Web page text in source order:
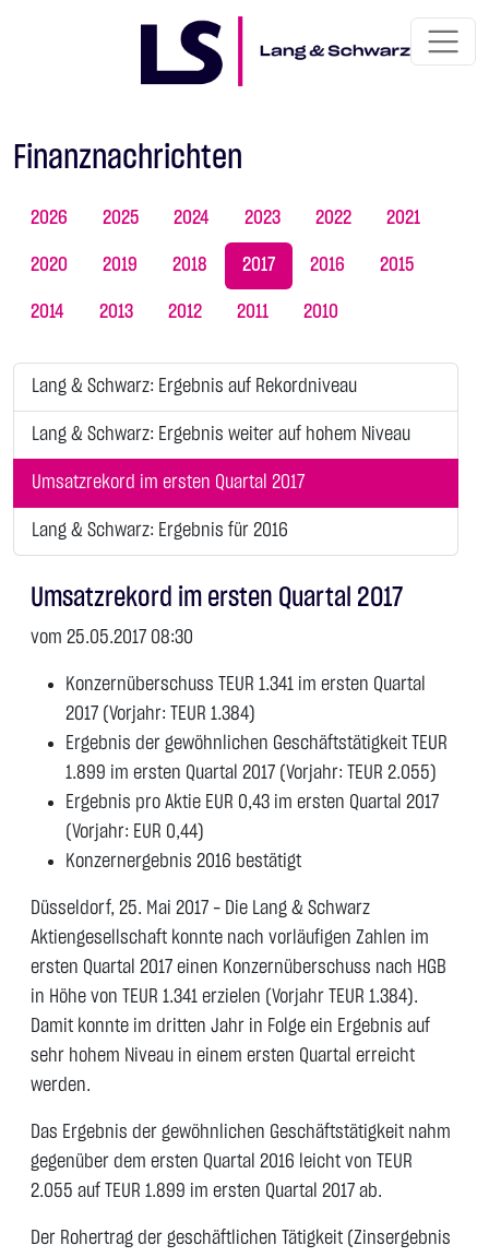
Finanznachrichten
2026 2025 2024 2023 2022 2021
2020 2019 2018 2017 2016 2015
2014 2013 2012 2011 2010
Lang & Schwarz: Ergebnis auf Rekordniveau
Lang & Schwarz: Ergebnis weiter auf hohem Niveau
Umsatzrekord im ersten Quartal 2017
Lang & Schwarz: Ergebnis für 2016
Umsatzrekord im ersten Quartal 2017
vom 25.05.2017 08:30
Konzernüberschuss TEUR 1.341 im ersten Quartal
2017 (Vorjahr: TEUR 1.384)
Ergebnis der gewöhnlichen Geschäftstätigkeit TEUR
1.899 im ersten Quartal 2017 (Vorjahr: TEUR 2.055)
Ergebnis pro Aktie EUR 0,43 im ersten Quartal 2017
(Vorjahr: EUR 0,44)
Konzernergebnis 2016 bestätigt
Düsseldorf, 25. Mai 2017 - Die Lang & Schwarz
Aktiengesellschaft konnte nach vorläufigen Zahlen im
ersten Quartal 2017 einen Konzernüberschuss nach HGB
in Höhe von TEUR 1.341 erzielen (Vorjahr TEUR 1.384).
Damit konnte im dritten Jahr in Folge ein Ergebnis auf
sehr hohem Niveau in einem ersten Quartal erreicht
werden.
Das Ergebnis der gewöhnlichen Geschäftstätigkeit nahm
gegenüber dem ersten Quartal 2016 leicht von TEUR
2.055 auf TEUR 1.899 im ersten Quartal 2017 ab.
Der Rohertrag der geschäftlichen Tätigkeit (Zinsergebnis